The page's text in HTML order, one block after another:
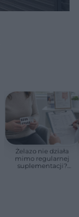
Żelazo nie działa
mimo regularnej
suplementacji?